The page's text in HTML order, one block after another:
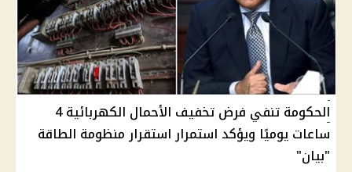
الحكومة تنفي فرض تخفيف الأحمال الكهربائية 4
ساعات يوميًا ويؤكد استمرار استقرار منظومة الطاقة
"بيان"